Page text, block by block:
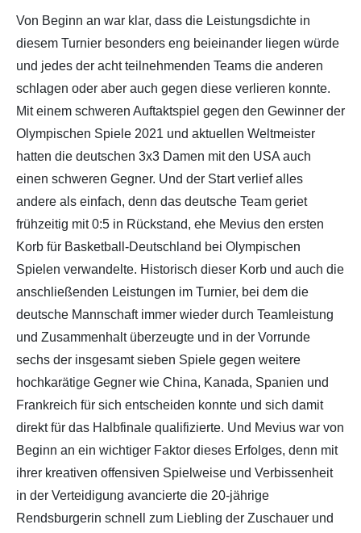
Von Beginn an war klar, dass die Leistungsdichte in
diesem Turnier besonders eng beieinander liegen würde
und jedes der acht teilnehmenden Teams die anderen
schlagen oder aber auch gegen diese verlieren konnte.
Mit einem schweren Auftaktspiel gegen den Gewinner der
Olympischen Spiele 2021 und aktuellen Weltmeister
hatten die deutschen 3x3 Damen mit den USA auch
einen schweren Gegner. Und der Start verlief alles
andere als einfach, denn das deutsche Team geriet
frühzeitig mit 0:5 in Rückstand, ehe Mevius den ersten
Korb für Basketball-Deutschland bei Olympischen
Spielen verwandelte. Historisch dieser Korb und auch die
anschließenden Leistungen im Turnier, bei dem die
deutsche Mannschaft immer wieder durch Teamleistung
und Zusammenhalt überzeugte und in der Vorrunde
sechs der insgesamt sieben Spiele gegen weitere
hochkarätige Gegner wie China, Kanada, Spanien und
Frankreich für sich entscheiden konnte und sich damit
direkt für das Halbfinale qualifizierte. Und Mevius war von
Beginn an ein wichtiger Faktor dieses Erfolges, denn mit
ihrer kreativen offensiven Spielweise und Verbissenheit
in der Verteidigung avancierte die 20-jährige
Rendsburgerin schnell zum Liebling der Zuschauer und